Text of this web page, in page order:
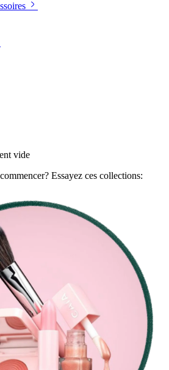
vide
Essayez ces collections: